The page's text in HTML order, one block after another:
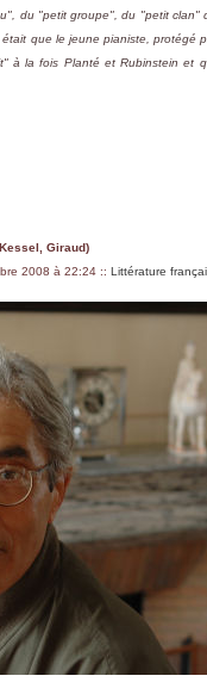
du "petit groupe", du "petit clan"
que le jeune pianiste, protégé
à la fois Planté et Rubinstein et
Giraud)
2008 à 22:24 :: Littérature